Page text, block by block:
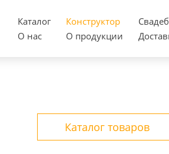
Каталог Конструктор
О нас
О продукции
Каталог товаров